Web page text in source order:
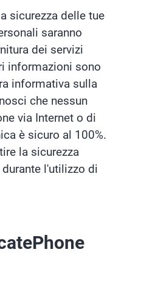
sicurezza delle tue
saranno
dei servizi
informazioni sono
informativa sulla
che nessun
via Internet o di
è sicuro al 100%.
la sicurezza
l'utilizzo di